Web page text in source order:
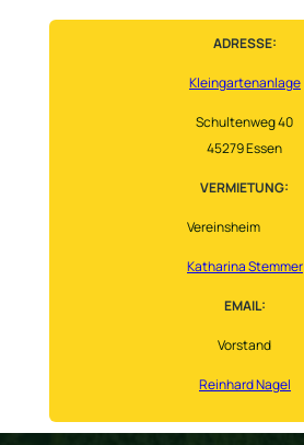
ADRESSE:
Kleingartenanlage
Schultenweg 40
45279 Essen
VERMIETUNG:
Vereinsheim
Katharina Stemmer
EMAIL:
Vorstand
Reinhard Nagel